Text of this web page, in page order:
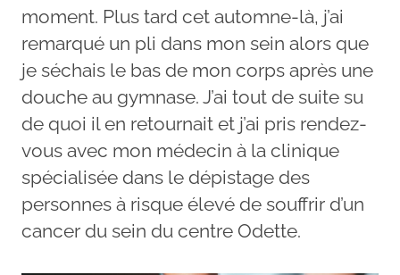
moment. Plus tard cet automne-là, j’ai
remarqué un pli dans mon sein alors que
je séchais le bas de mon corps après une
douche au gymnase. J’ai tout de suite su
de quoi il en retournait et j’ai pris rendez-
vous avec mon médecin à la clinique
spécialisée dans le dépistage des
personnes à risque élevé de souffrir d’un
cancer du sein du centre Odette.